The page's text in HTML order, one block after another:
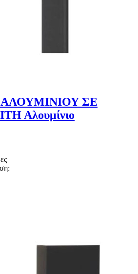
ΣΕ
Αλουμίνιο